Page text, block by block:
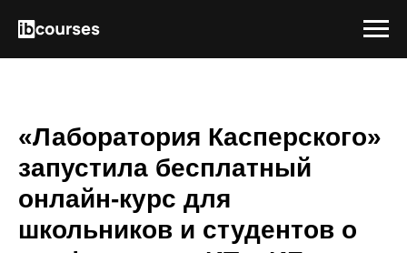
«Лаборатория Касперского»
запустила бесплатный
онлайн-курс для
школьников и студентов о